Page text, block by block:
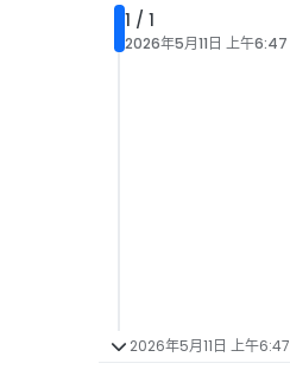
1 / 1
2026年5月11日 上午6:47
2026年5月11日 上午6:47